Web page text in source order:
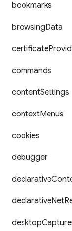
bookmarks
browsingData
certificate
commands
contentSettings
contextMenus
cookies
debugger
declarative
declarativeNet
desktopCapture